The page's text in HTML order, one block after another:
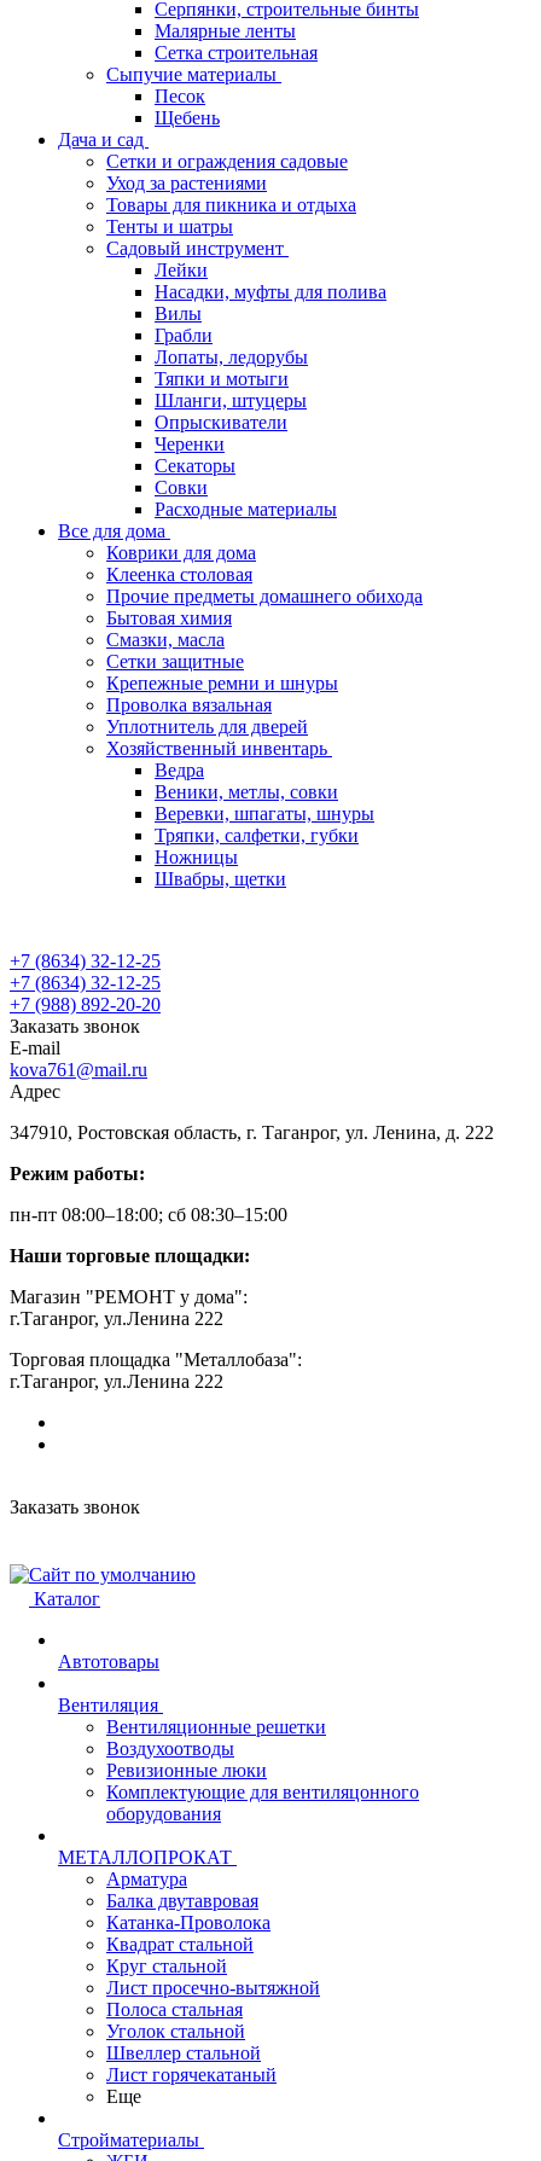
Серпянки, строительные бинты
Малярные ленты
Сетка строительная
Сыпучие материалы
Песок
Щебень
Дача и сад
Сетки и ограждения садовые
Уход за растениями
Товары для пикника и отдыха
Тенты и шатры
Садовый инструмент
Лейки
Насадки, муфты для полива
Вилы
Грабли
Лопаты, ледорубы
Тяпки и мотыги
Шланги, штуцеры
Опрыскиватели
Черенки
Секаторы
Совки
Расходные материалы
Все для дома
Коврики для дома
Клеенка столовая
Прочие предметы домашнего обихода
Бытовая химия
Смазки, масла
Сетки защитные
Крепежные ремни и шнуры
Проволка вязальная
Уплотнитель для дверей
Хозяйственный инвентарь
Ведра
Веники, метлы, совки
Веревки, шпагаты, шнуры
Тряпки, салфетки, губки
Ножницы
Швабры, щетки
+7 (8634) 32-12-25
+7 (8634) 32-12-25
+7 (988) 892-20-20
Заказать звонок
E-mail
kova761@mail.ru
Адрес
347910, Ростовская область, г. Таганрог, ул. Ленина, д. 222
Режим работы:
пн-пт 08:00–18:00; сб 08:30–15:00
Наши торговые площадки:
Магазин "РЕМОНТ у дома":
г.Таганрог, ул.Ленина 222
Торговая площадка "Металлобаза":
г.Таганрог, ул.Ленина 222
Заказать звонок
Каталог
Автотовары
Вентиляция
Вентиляционные решетки
Воздухоотводы
Ревизионные люки
Комплектующие для вентиляцонного
оборудования
МЕТАЛЛОПРОКАТ
Арматура
Балка двутавровая
Катанка-Проволока
Квадрат стальной
Круг стальной
Лист просечно-вытяжной
Полоса стальная
Уголок стальной
Швеллер стальной
Лист горячекатаный
Еще
Стройматериалы